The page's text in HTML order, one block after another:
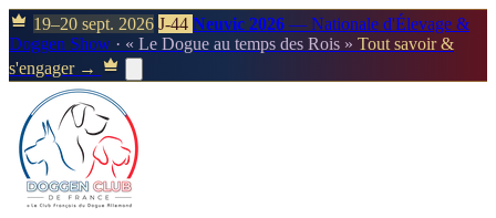
19–20 sept. 2026 J-44 Neuvic 2026 — Nationale d'Élevage &
Doggen Show · « Le Dogue au temps des Rois » Tout savoir &
s'engager →